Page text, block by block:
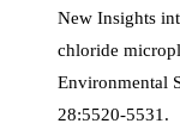
New Insights
chloride
Environmental
28:5520-5531.